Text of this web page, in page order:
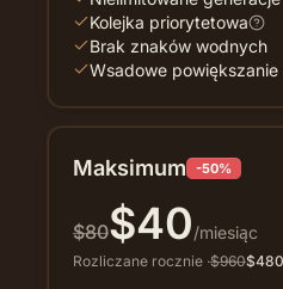
Kolejka priorytetowa
Brak znaków wodnych
Wsadowe
Maksimum -50%
$80$40/miesiąc
Rozliczane rocznie ·$960$480